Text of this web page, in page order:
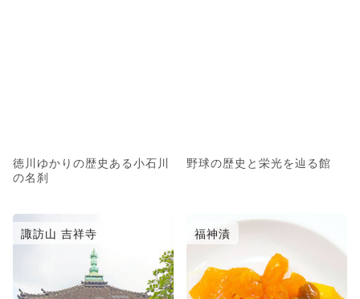
徳川ゆかりの歴史ある小石川
の名刹
野球の歴史と栄光を辿る館
諏訪山 吉祥寺 福神漬